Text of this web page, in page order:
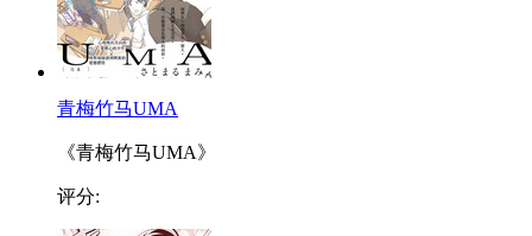
青梅竹马UMA
《青梅竹马UMA》
评分: